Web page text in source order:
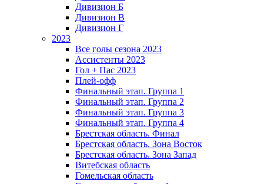
Дивизион Б
Дивизион В
Дивизион Г
2023
Все голы сезона 2023
Ассистенты 2023
Гол + Пас 2023
Плей-офф
Финальный этап. Группа 1
Финальный этап. Группа 2
Финальный этап. Группа 3
Финальный этап. Группа 4
Брестская область. Финал
Брестская область. Зона Восток
Брестская область. Зона Запад
Витебская область
Гомельская область